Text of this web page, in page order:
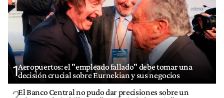
1Aeropuertos: el "empleado fallado" debe tomar una
decisión crucial sobre Eurnekian y sus negocios
El Banco Central no pudo dar precisiones sobre un